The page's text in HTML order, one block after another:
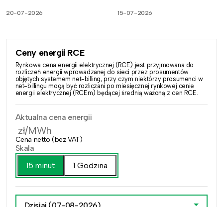
20-07-2026 15-07-2026
Ceny energii RCE
Rynkowa cena energii elektrycznej (RCE) jest przyjmowana do
rozliczeń energii wprowadzanej do sieci przez prosumentów
objętych systemem net-billing, przy czym niektórzy prosumenci w
net-billingu mogą być rozliczani po miesięcznej rynkowej cenie
energii elektrycznej (RCEm) będącej średnią ważoną z cen RCE.
Aktualna cena energii
zł/MWh
Cena netto (bez VAT)
Skala
15 minut
1 Godzina
Dzisiaj (07-08-2026)